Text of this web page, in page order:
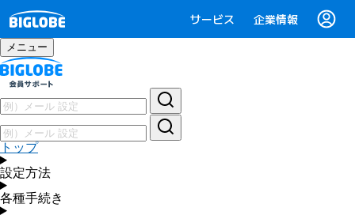
サービス 企業情報
メニュー
トップ
設定方法
各種手続き